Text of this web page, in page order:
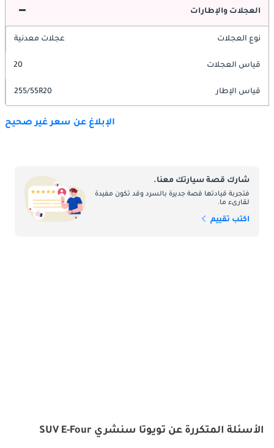
العجلات والإطارات
نوع العجلات عجلات معدنية
قياس العجلات 20
قياس الإطار 255/55R20
الإبلاغ عن سعر غير صحيح
شارك قصة سيارتك معنا.
فتجربة قيادتها قصة جديرة بالسرد وقد تكون مفيدة
لقارىء ما.
اكتب تقييم
الأسئلة المتكررة عن تويوتا سنشري SUV E-Four